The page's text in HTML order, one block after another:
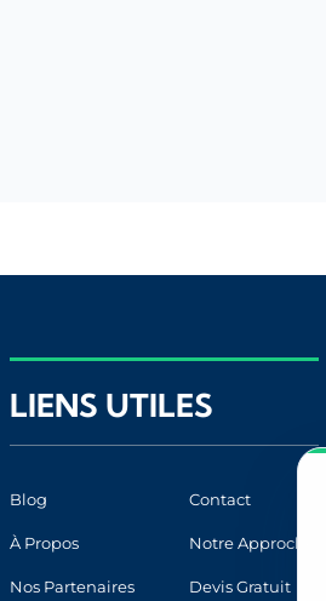
LIENS UTILES
Blog Contact
À Propos Notre Approche
Nos Partenaires Devis Gratuit